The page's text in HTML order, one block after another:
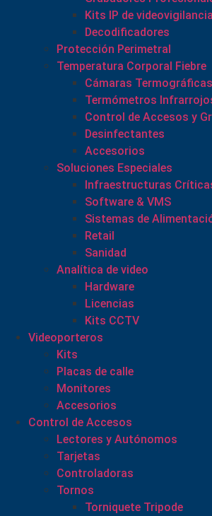
Kits IP de videovigilancia
Decodificadores
Protección Perimetral
Temperatura Corporal Fiebre
Cámaras Termográficas
Termómetros
Control de Accesos y
Desinfectantes
Accesorios
Soluciones Especiales
Infraestructuras
Software & VMS
Sistemas de
Retail
Sanidad
Analítica de video
Hardware
Licencias
Kits CCTV
Videoporteros
Kits
Placas de calle
Monitores
Accesorios
Control de Accesos
Lectores y Autónomos
Tarjetas
Controladoras
Tornos
Torniquete Tripode